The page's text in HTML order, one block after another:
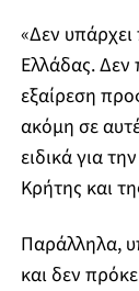
«Δεν
Ελλάδας. Δεν
εξαίρεση
ακόμη σε
ειδικά για
Κρήτης και
Παράλληλα,
και δεν